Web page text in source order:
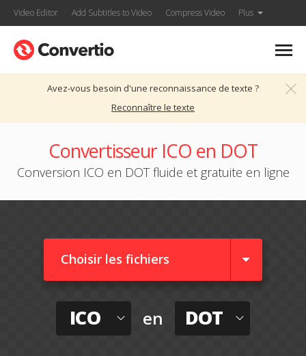
Video Editor Add Subtitles to Video Compress Video Plus
Avez-vous besoin d'une reconnaissance de texte ?
Reconnaître le texte
Convertisseur ICO en DOT
Conversion ICO en DOT fluide et gratuite en ligne
Choisir les fichiers
ICO en DOT